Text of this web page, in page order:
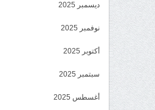
ديسمبر 2025
نوفمبر 2025
أكتوبر 2025
سبتمبر 2025
أغسطس 2025